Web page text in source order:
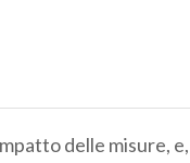
delle misure, e,